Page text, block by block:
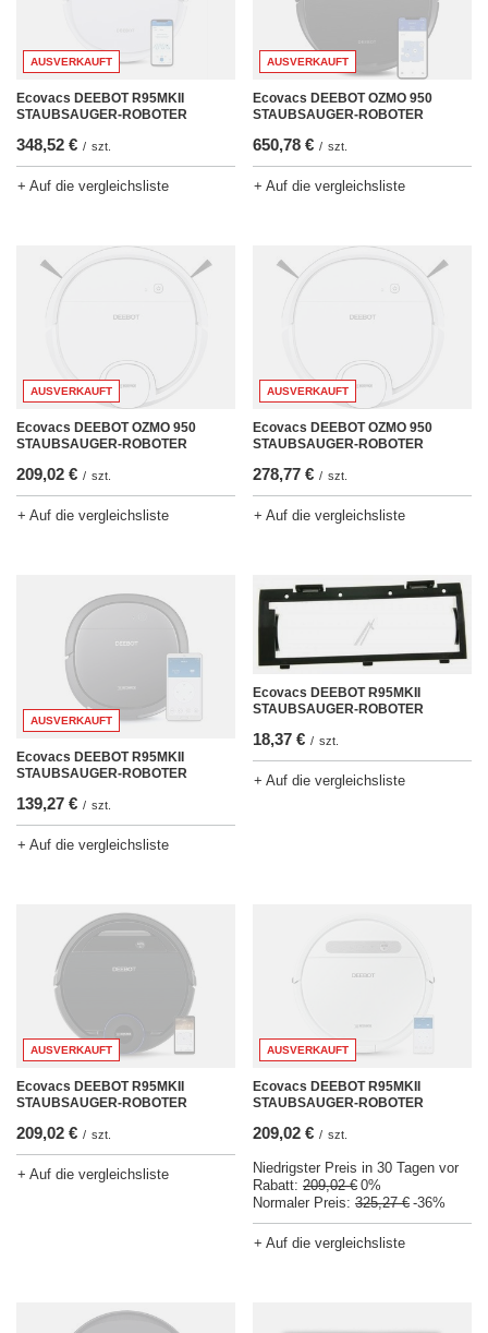
AUSVERKAUFT
Ecovacs DEEBOT R95MKII
STAUBSAUGER-ROBOTER
348,52 € / szt.
+ Auf die vergleichsliste
AUSVERKAUFT
Ecovacs DEEBOT OZMO 950
STAUBSAUGER-ROBOTER
650,78 € / szt.
+ Auf die vergleichsliste
AUSVERKAUFT
Ecovacs DEEBOT OZMO 950
STAUBSAUGER-ROBOTER
209,02 € / szt.
+ Auf die vergleichsliste
AUSVERKAUFT
Ecovacs DEEBOT OZMO 950
STAUBSAUGER-ROBOTER
278,77 € / szt.
+ Auf die vergleichsliste
AUSVERKAUFT
Ecovacs DEEBOT R95MKII
STAUBSAUGER-ROBOTER
139,27 € / szt.
+ Auf die vergleichsliste
Ecovacs DEEBOT R95MKII
STAUBSAUGER-ROBOTER
18,37 € / szt.
+ Auf die vergleichsliste
AUSVERKAUFT
Ecovacs DEEBOT R95MKII
STAUBSAUGER-ROBOTER
209,02 € / szt.
+ Auf die vergleichsliste
AUSVERKAUFT
Ecovacs DEEBOT R95MKII
STAUBSAUGER-ROBOTER
209,02 € / szt.
Niedrigster Preis in 30 Tagen vor
Rabatt: 209,02 € 0%
Normaler Preis: 325,27 € -36%
+ Auf die vergleichsliste